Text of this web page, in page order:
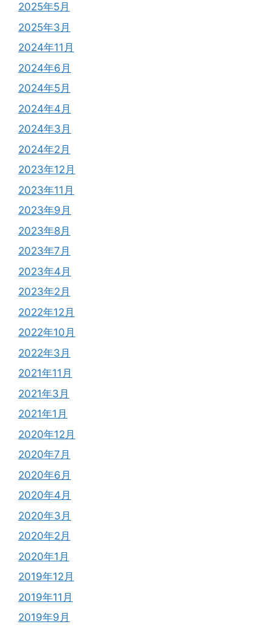
2025年5月
2025年3月
2024年11月
2024年6月
2024年5月
2024年4月
2024年3月
2024年2月
2023年12月
2023年11月
2023年9月
2023年8月
2023年7月
2023年4月
2023年2月
2022年12月
2022年10月
2022年3月
2021年11月
2021年3月
2021年1月
2020年12月
2020年7月
2020年6月
2020年4月
2020年3月
2020年2月
2020年1月
2019年12月
2019年11月
2019年9月